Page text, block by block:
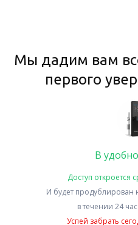
Мы дадим вам
первого
В
Доступ откроется
И будет продублирован
в течении 24
Успей забрать